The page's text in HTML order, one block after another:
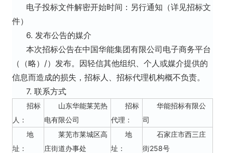
电子投标文件解密开始时间：另行通知（详见招标文
件）
6. 发布公告的媒介
本次招标公告在中国华能集团有限公司电子商务平台
（（略）/）发布。因轻信其他组织、个人或媒介提供的
信息而造成的损失，招标人、招标代理机构概不负责。
7. 联系方式
招标
人：
山东华能莱芜热
电有限公司
招标
代理：
华能招标有限公
司
地
址：
莱芜市莱城区高
庄街道办事处
地
址：
石家庄市西三庄
街258号